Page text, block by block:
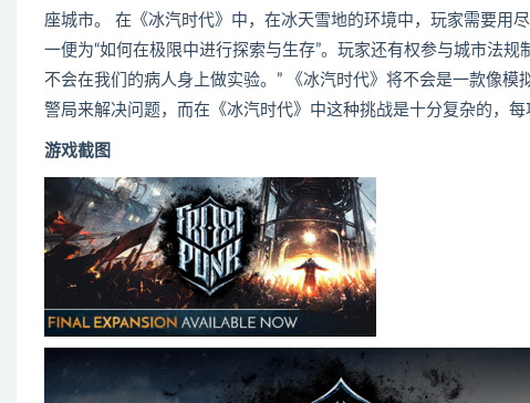
座城市。 在《冰汽时代》中，在冰天雪地的环境中，玩家需要用
一便为“如何在极限中进行探索与生存”。玩家还有权参与城市法
不会在我们的病人身上做实验。” 《冰汽时代》将不会是一款像
警局来解决问题，而在《冰汽时代》中这种挑战是十分复杂的，
游戏截图